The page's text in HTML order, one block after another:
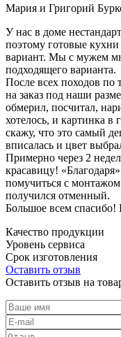
Мария и Григорий
У нас в доме
поэтому готовые
вариант. Мы с мужем
подходящего варианта.
После всех походов
на заказ под наши
обмерил, посчитал,
хотелось, и картинка в
скажу, что это самый
вписалась и цвет
Примерно через 2
красавицу!
помучиться с
получился отменный.
Большое всем спасибо!
Качество продукции
Уровень сервиса
Срок изготовления
Оставить отзыв
Оставить отзыв на